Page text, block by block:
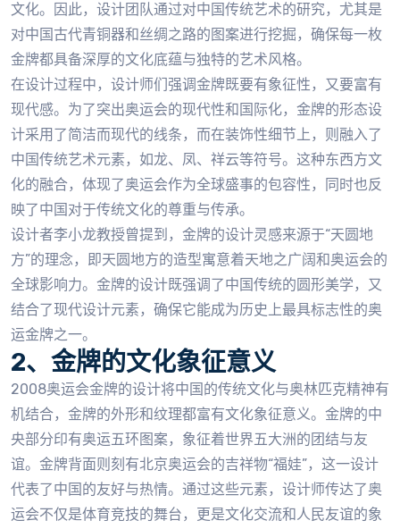
文化。因此，设计团队通过对中国传统艺术的研究，尤其是
对中国古代青铜器和丝绸之路的图案进行挖掘，确保每一枚
金牌都具备深厚的文化底蕴与独特的艺术风格。
在设计过程中，设计师们强调金牌既要有象征性，又要富有
现代感。为了突出奥运会的现代性和国际化，金牌的形态设
计采用了简洁而现代的线条，而在装饰性细节上，则融入了
中国传统艺术元素，如龙、凤、祥云等符号。这种东西方文
化的融合，体现了奥运会作为全球盛事的包容性，同时也反
映了中国对于传统文化的尊重与传承。
设计者李小龙教授曾提到，金牌的设计灵感来源于“天圆地
方”的理念，即天圆地方的造型寓意着天地之广阔和奥运会的
全球影响力。金牌的设计既强调了中国传统的圆形美学，又
结合了现代设计元素，确保它能成为历史上最具标志性的奥
运金牌之一。
2、金牌的文化象征意义
2008奥运会金牌的设计将中国的传统文化与奥林匹克精神有
机结合，金牌的外形和纹理都富有文化象征意义。金牌的中
央部分印有奥运五环图案，象征着世界五大洲的团结与友
谊。金牌背面则刻有北京奥运会的吉祥物“福娃”，这一设计
代表了中国的友好与热情。通过这些元素，设计师传达了奥
运会不仅是体育竞技的舞台，更是文化交流和人民友谊的象